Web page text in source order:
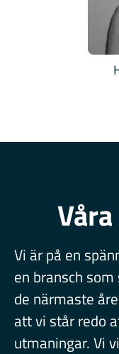
Vi är på en
en bransch
de närmaste
att vi står redo
utmaningar. Vi